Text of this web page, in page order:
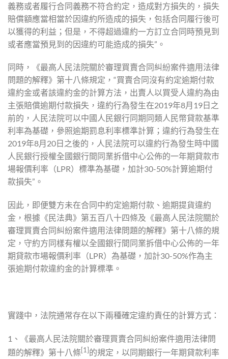
義務或者履行合同義務不符合約定，造成對方損失的，損失
賠償額應當相當於因違約所造成的損失，包括合同履行後可
以獲得的利益；但是，不得超過違約一方訂立合同時預見到
或者應當預見到的因違約可能造成的損失”。
同時，《最高人民法院關於審理買賣合同糾紛案件適用法律
問題的解釋》第十八條規定，“買賣合同沒有約定逾期付款
違約金或者該違約金的計算方法，出賣人以買受人違約為由
主張賠償逾期付款損失，違約行為發生在2019年8月19日之
前的，人民法院可以中國人民銀行同期同類人民幣貸款基準
利率為基礎，參照逾期罰息利率標準計算；違約行為發生在
2019年8月20日之後的，人民法院可以違約行為發生時中國
人民銀行授權全國銀行間同業拆借中心公佈的一年期貸款市
場報價利率（LPR）標準為基礎，加計30-50%計算逾期付
款損失”。
因此，即便雙方未在合同中約定逾期付款、逾期提貨違約
金，根據《民法典》第五百八十四條及《最高人民法院關於
審理買賣合同糾紛案件適用法律問題的解釋》第十八條的規
定，守約方同樣有權以全國銀行間同業拆借中心公佈的一年
期貸款市場報價利率（LPR）為基礎，加計30-50%作為主
張逾期付款違約金的計算標準。
實踐中，法院通常存在以下兩種確定違約責任的計算方式：
1、《最高人民法院關於審理買賣合同糾紛案件適用法律問
題的解釋》第十八條[1]的規定，以同期銀行一年期貸款利率